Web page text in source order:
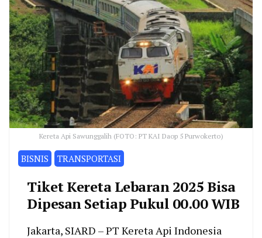
Kereta Api Sawunggalih (FOTO: PT KAI Daop 5 Purwokerto)
BISNIS TRANSPORTASI
Tiket Kereta Lebaran 2025 Bisa
Dipesan Setiap Pukul 00.00 WIB
Jakarta, SIARD – PT Kereta Api Indonesia